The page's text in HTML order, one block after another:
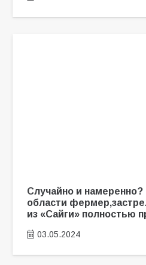
Случайно и намеренно?
области
из «Сайги» полностью
03.05.2024